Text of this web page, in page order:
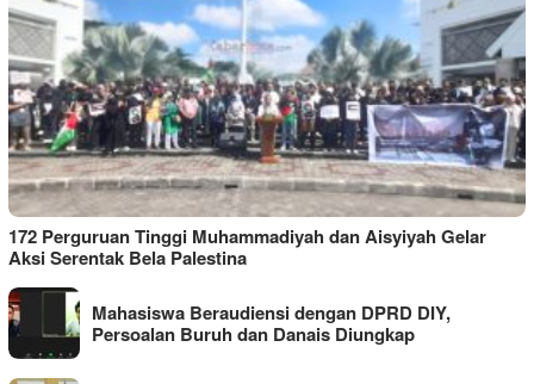
172 Perguruan Tinggi Muhammadiyah dan Aisyiyah Gelar
Aksi Serentak Bela Palestina
Mahasiswa Beraudiensi dengan DPRD DIY,
Persoalan Buruh dan Danais Diungkap